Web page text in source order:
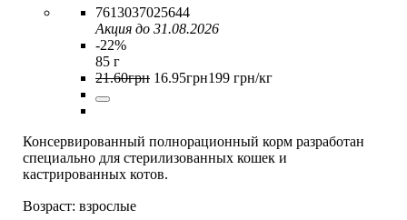
7613037025644
Акция до 31.08.2026
-22%
85 г
21.60грн 16.95грн199 грн/кг
Консервированный полнорационный корм разработан
специально для стерилизованных кошек и
кастрированных котов.
Возраст: взрослые